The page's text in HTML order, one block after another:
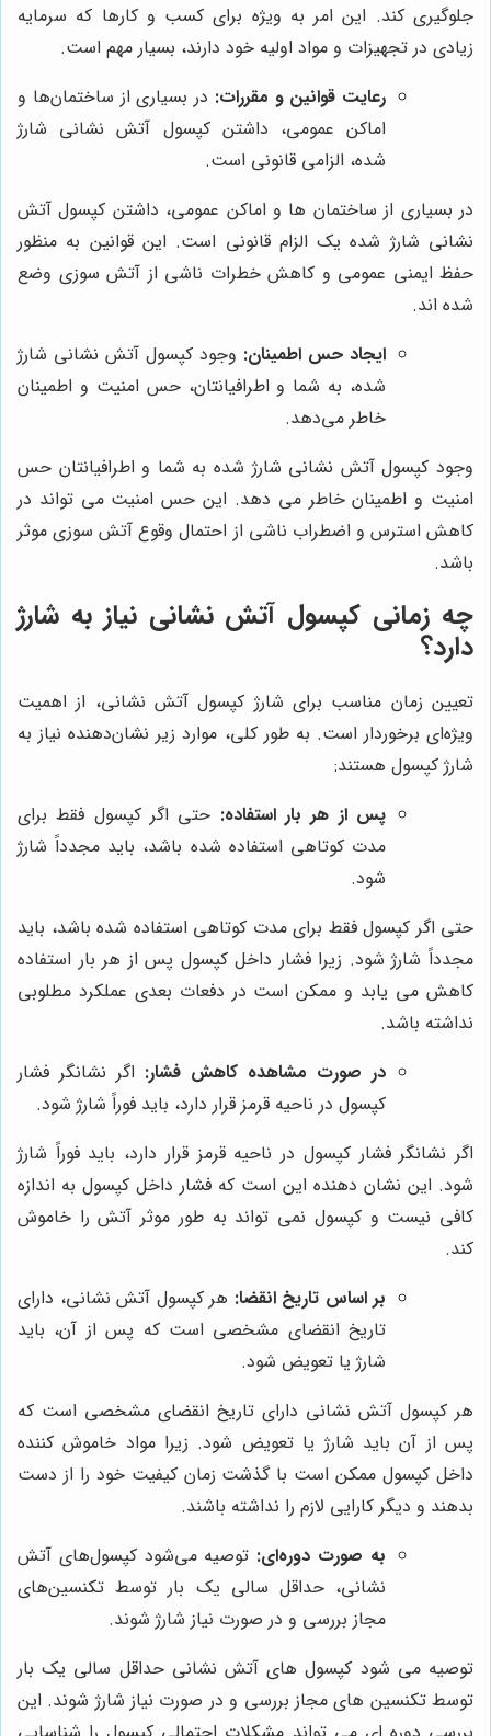
جلوگیری کند. این امر به ویژه برای کسب و کارها که سرمایه
زیادی در تجهیزات و مواد اولیه خود دارند، بسیار مهم است.
رعایت قوانین و مقررات: در بسیاری از ساختمان‌ها و
اماکن عمومی، داشتن کپسول آتش نشانی شارژ
شده، الزامی قانونی است.
در بسیاری از ساختمان ها و اماکن عمومی، داشتن کپسول آتش
نشانی شارژ شده یک الزام قانونی است. این قوانین به منظور
حفظ ایمنی عمومی و کاهش خطرات ناشی از آتش سوزی وضع
شده اند.
ایجاد حس اطمینان: وجود کپسول آتش نشانی شارژ
شده، به شما و اطرافیانتان، حس امنیت و اطمینان
خاطر می‌دهد.
وجود کپسول آتش نشانی شارژ شده به شما و اطرافیانتان حس
امنیت و اطمینان خاطر می دهد. این حس امنیت می تواند در
کاهش استرس و اضطراب ناشی از احتمال وقوع آتش سوزی موثر
باشد.
چه زمانی کپسول آتش نشانی نیاز به شارژ
دارد؟
تعیین زمان مناسب برای شارژ کپسول آتش نشانی، از اهمیت
ویژه‌ای برخوردار است. به طور کلی، موارد زیر نشان‌دهنده نیاز به
شارژ کپسول هستند:
پس از هر بار استفاده: حتی اگر کپسول فقط برای
مدت کوتاهی استفاده شده باشد، باید مجدداً شارژ
شود.
حتی اگر کپسول فقط برای مدت کوتاهی استفاده شده باشد، باید
مجدداً شارژ شود. زیرا فشار داخل کپسول پس از هر بار استفاده
کاهش می یابد و ممکن است در دفعات بعدی عملکرد مطلوبی
نداشته باشد.
در صورت مشاهده کاهش فشار: اگر نشانگر فشار
کپسول در ناحیه قرمز قرار دارد، باید فوراً شارژ شود.
اگر نشانگر فشار کپسول در ناحیه قرمز قرار دارد، باید فوراً شارژ
شود. این نشان دهنده این است که فشار داخل کپسول به اندازه
کافی نیست و کپسول نمی تواند به طور موثر آتش را خاموش
کند.
بر اساس تاریخ انقضا: هر کپسول آتش نشانی، دارای
تاریخ انقضای مشخصی است که پس از آن، باید
شارژ یا تعویض شود.
هر کپسول آتش نشانی دارای تاریخ انقضای مشخصی است که
پس از آن باید شارژ یا تعویض شود. زیرا مواد خاموش کننده
داخل کپسول ممکن است با گذشت زمان کیفیت خود را از دست
بدهند و دیگر کارایی لازم را نداشته باشند.
به صورت دوره‌ای: توصیه می‌شود کپسول‌های آتش
نشانی، حداقل سالی یک بار توسط تکنسین‌های
مجاز بررسی و در صورت نیاز شارژ شوند.
توصیه می شود کپسول های آتش نشانی حداقل سالی یک بار
توسط تکنسین های مجاز بررسی و در صورت نیاز شارژ شوند. این